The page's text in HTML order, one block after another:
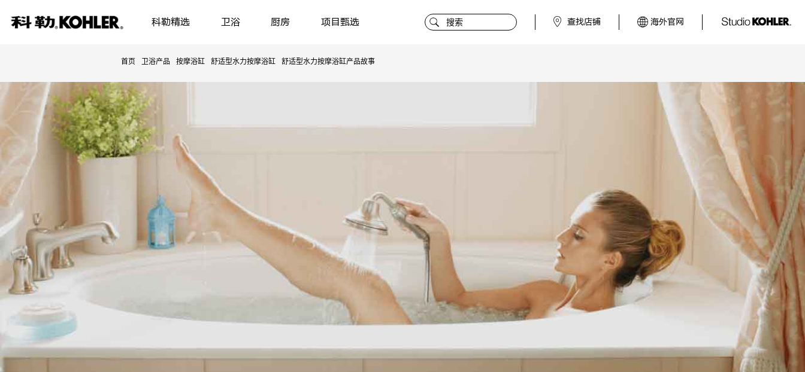
科勒精选 卫浴 厨房 项目甄选 查找店铺 海外官网
首页 卫浴产品 按摩浴缸 舒适型水力按摩浴缸 舒适型水力按摩浴缸产品故事